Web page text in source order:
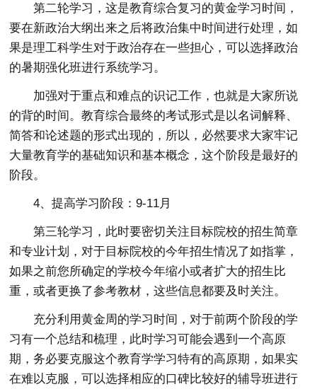
第二轮学习，这是教育综合复习的黄金学习时间，
要在新政治大纲出来之后将政治集中时间进行处理，如
果是理工科学生对于政治存在一些担心，可以选择政治
的暑期强化班进行系统学习。
加强对于重点和难点的识记工作，也就是大家所说
的背的时间。教育综合最终的考试形式是以名词解释、
简答和论述题的形式出现的，所以，必然要求大家牢记
大量教育学的基础知识和基本概念，这个阶段是最好的
阶段。
4、提高学习阶段：9-11月
第三轮学习，此时要密切关注目标院校的招生简章
和专业计划，对于目标院校的今年招生情况了如指掌，
如果之前您所确定的学校今年缩小或者扩大的招生比
重，或者更换了参考教材，这些信息都要及时关注。
充分利用黄金周的学习时间，对于前两个阶段的学
习有一个总结和梳理，此时学习可能会遇到一个高原
期，务必要克服这个教育学学习特有的高原期，如果实
在难以克服，可以选择相应的口碑比较好的辅导班进行